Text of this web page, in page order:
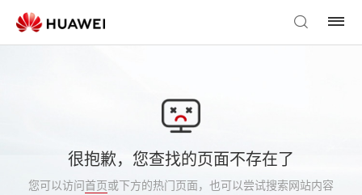
很抱歉，您查找的页面不存在了
您可以访问首页或下方的热门页面，也可以尝试搜索网站内容